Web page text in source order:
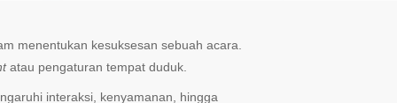
menentukan kesuksesan sebuah acara.
atau pengaturan tempat duduk.
interaksi, kenyamanan, hingga